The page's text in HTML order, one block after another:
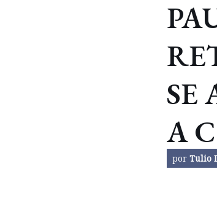
SE
A
por Tulio